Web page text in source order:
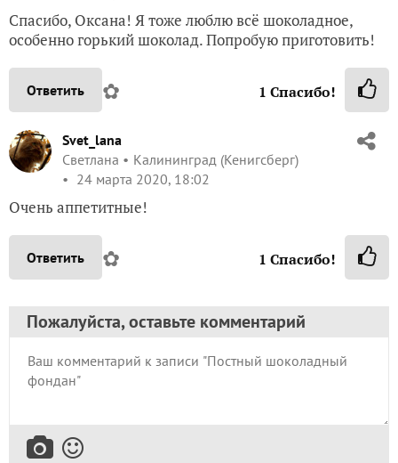
Спасибо, Оксана! Я тоже люблю всё шоколадное,
особенно горький шоколад. Попробую приготовить!
Ответить ✿ 1 Спасибо!
Svet_lana
Светлана
Калининград (Кенигсберг)
24 марта 2020, 18:02
Очень аппетитные!
Ответить ✿ 1 Спасибо!
Пожалуйста, оставьте комментарий